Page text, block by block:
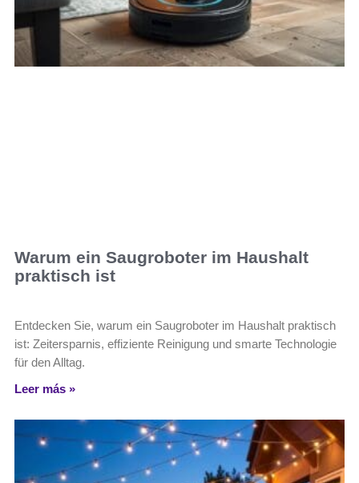
Warum ein Saugroboter im Haushalt
praktisch ist
Entdecken Sie, warum ein Saugroboter im Haushalt praktisch
ist: Zeitersparnis, effiziente Reinigung und smarte Technologie
für den Alltag.
Leer más »